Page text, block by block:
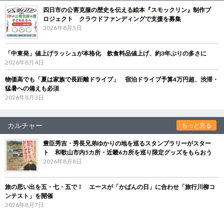
四日市の公害克服の歴史を伝える絵本『スモックリン』制作プ
ロジェクト クラウドファンディングで支援を募集
2026年8月5日
「中東発」値上げラッシュが本格化 飲食料品値上げ、約3年ぶりの多さに
2026年8月4日
物価高でも「夏は家族で長距離ドライブ」 宿泊ドライブ予算4万円超、渋滞・
猛暑への備えも必須
2026年8月3日
カルチャー もっと見る
豊臣秀吉・秀長兄弟ゆかりの地を巡るスタンプラリーがスター
ト 和歌山市内5カ所・近畿6カ所を巡り限定グッズをもらおう
2026年8月8日
旅の思い出を五・七・五で！ エースが「かばんの日」に合わせ「旅行川柳コ
ンテスト」を開催
2026年8月7日